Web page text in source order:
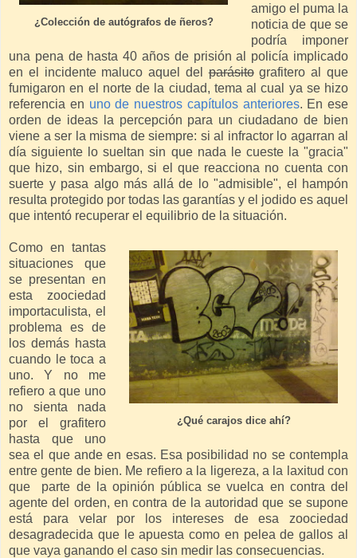
¿Colección de autógrafos de ñeros?
amigo el puma la
noticia de que se
podría imponer
una pena de hasta 40 años de prisión al policía implicado
en el incidente maluco aquel delparásitografitero al que
fumigaron en el norte de la ciudad, tema al cual ya se hizo
referencia en uno de nuestros capítulos anteriores. En ese
orden de ideas la percepción para un ciudadano de bien
viene a ser la misma de siempre: si al infractor lo agarran al
día siguiente lo sueltan sin que nada le cueste la "gracia"
que hizo, sin embargo, si el que reacciona no cuenta con
suerte y pasa algo más allá de lo "admisible", el hampón
resulta protegido por todas las garantías y el jodido es aquel
que intentó recuperar el equilibrio de la situación.
¿Qué carajos dice ahí?
Como en tantas
situaciones que
se presentan en
esta zoociedad
importaculista, el
problema es de
los demás hasta
cuando le toca a
uno. Y no me
refiero a que uno
no sienta nada
por el grafitero
hasta que uno
sea el que ande en esas. Esa posibilidad no se contempla
entre gente de bien. Me refiero a la ligereza, a la laxitud con
que parte de la opinión pública se vuelca en contra del
agente del orden, en contra de la autoridad que se supone
está para velar por los intereses de esa zoociedad
desagradecida que le apuesta como en pelea de gallos al
que vaya ganando el caso sin medir las consecuencias.